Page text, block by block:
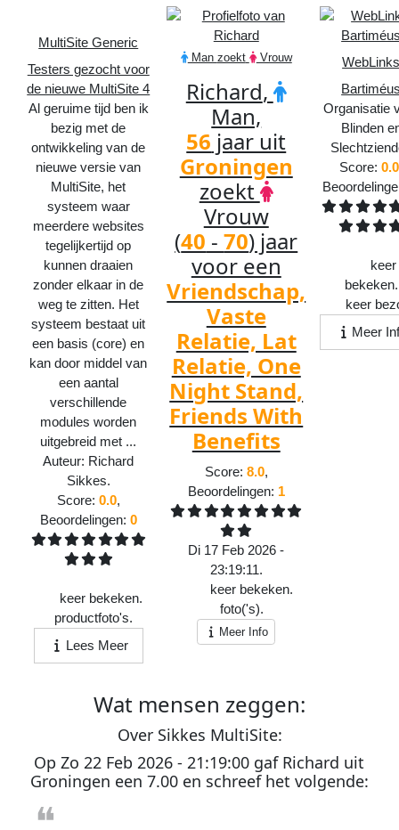
MultiSite Generic
Testers gezocht voor
de nieuwe MultiSite 4
Al geruime tijd ben ik
bezig met de
ontwikkeling van de
nieuwe versie van
MultiSite, het
systeem waar
meerdere websites
tegelijkertijd op
kunnen draaien
zonder elkaar in de
weg te zitten. Het
systeem bestaat uit
een basis (core) en
kan door middel van
een aantal
verschillende
modules worden
uitgebreid met ...
Auteur: Richard
Sikkes.
Score: 0.0,
Beoordelingen: 0
keer bekeken.
productfoto's.
Lees Meer
Man zoekt Vrouw
Richard,
Man,
56 jaar uit
Groningen
zoekt
Vrouw
(40 -70) jaar
voor een
Vriendschap,
Vaste
Relatie, Lat
Relatie, One
Night Stand,
Friends With
Benefits
Score: 8.0,
Beoordelingen: 1
Di 17 Feb 2026 -
23:19:11.
keer bekeken.
foto('s).
Meer Info
Organisatie
Blinden
Score:0.0
keer
bekeken.
keer
Meer
Wat mensen zeggen:
Over Sikkes MultiSite:
OpZo 22 Feb 2026 - 21:19:00 gaf Richard uit
Groningen een 7.00en schreef het volgende:
❝